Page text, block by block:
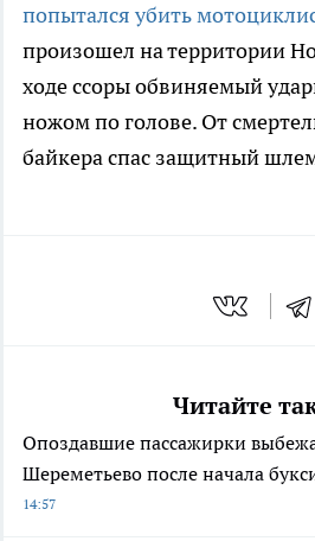
попытался убить
произошел на территории
ходе ссоры обвиняемый
ножом по голове. От
байкера спас защитный
Читайте
Опоздавшие пассажирки
Шереметьево после начала
14:57